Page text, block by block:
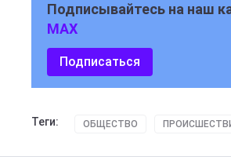
Подписывайтесь на наш
MAX
Подписаться
Теги: ОБЩЕСТВО